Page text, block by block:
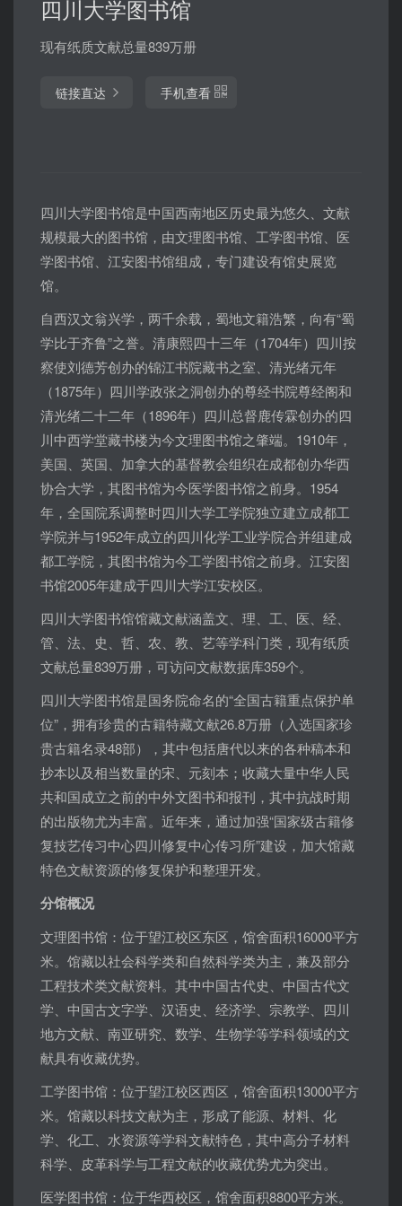
四川大学图书馆
现有纸质文献总量839万册
链接直达 手机查看
四川大学图书馆是中国西南地区历史最为悠久、文献
规模最大的图书馆，由文理图书馆、工学图书馆、医
学图书馆、江安图书馆组成，专门建设有馆史展览
馆。
自西汉文翁兴学，两千余载，蜀地文籍浩繁，向有“蜀
学比于齐鲁”之誉。清康熙四十三年（1704年）四川按
察使刘德芳创办的锦江书院藏书之室、清光绪元年
（1875年）四川学政张之洞创办的尊经书院尊经阁和
清光绪二十二年（1896年）四川总督鹿传霖创办的四
川中西学堂藏书楼为今文理图书馆之肇端。1910年，
美国、英国、加拿大的基督教会组织在成都创办华西
协合大学，其图书馆为今医学图书馆之前身。1954
年，全国院系调整时四川大学工学院独立建立成都工
学院并与1952年成立的四川化学工业学院合并组建成
都工学院，其图书馆为今工学图书馆之前身。江安图
书馆2005年建成于四川大学江安校区。
四川大学图书馆馆藏文献涵盖文、理、工、医、经、
管、法、史、哲、农、教、艺等学科门类，现有纸质
文献总量839万册，可访问文献数据库359个。
四川大学图书馆是国务院命名的“全国古籍重点保护单
位”，拥有珍贵的古籍特藏文献26.8万册（入选国家珍
贵古籍名录48部），其中包括唐代以来的各种稿本和
抄本以及相当数量的宋、元刻本；收藏大量中华人民
共和国成立之前的中外文图书和报刊，其中抗战时期
的出版物尤为丰富。近年来，通过加强“国家级古籍修
复技艺传习中心四川修复中心传习所”建设，加大馆藏
特色文献资源的修复保护和整理开发。
分馆概况
文理图书馆：位于望江校区东区，馆舍面积16000平方
米。馆藏以社会科学类和自然科学类为主，兼及部分
工程技术类文献资料。其中中国古代史、中国古代文
学、中国古文字学、汉语史、经济学、宗教学、四川
地方文献、南亚研究、数学、生物学等学科领域的文
献具有收藏优势。
工学图书馆：位于望江校区西区，馆舍面积13000平方
米。馆藏以科技文献为主，形成了能源、材料、化
学、化工、水资源等学科文献特色，其中高分子材料
科学、皮革科学与工程文献的收藏优势尤为突出。
医学图书馆：位于华西校区，馆舍面积8800平方米。